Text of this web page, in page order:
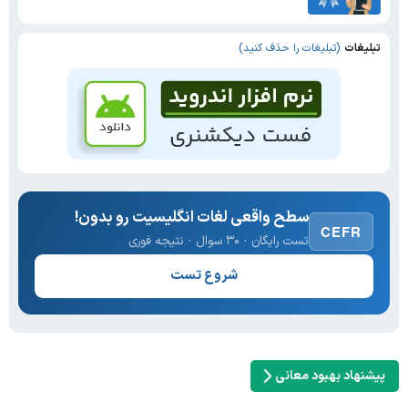
تبلیغات (تبلیغات را حذف کنید)
CEFR
سطح واقعی لغات انگلیسیت رو بدون!
تست رایگان · ۳۰ سوال · نتیجه فوری
شروع تست
پیشنهاد بهبود معانی